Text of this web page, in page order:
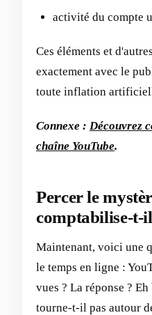
activité du compte
Ces éléments et
exactement avec le
toute inflation
Connexe : Découvrez
chaîne YouTube.
Percer le
comptabilise-t-
Maintenant, voici une
le temps en ligne :
vues ? La réponse ?
tourne-t-il pas autour